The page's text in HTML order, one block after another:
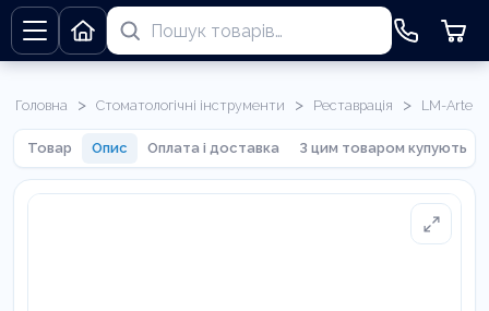
Головна > Стоматологічні інструменти > Реставрація > LM-Arte
Товар Опис Оплата і доставка З цим товаром купують